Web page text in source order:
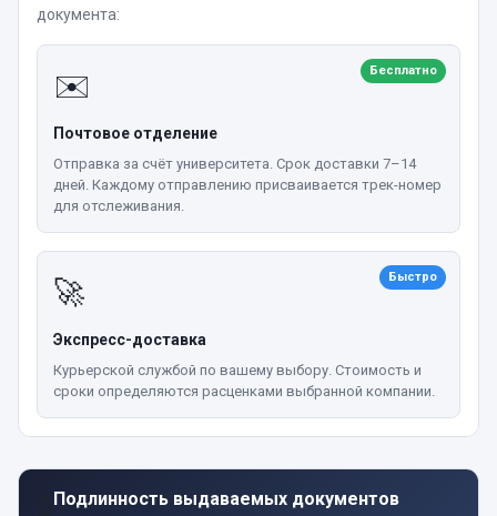
документа:
✉️ Бесплатно
Почтовое отделение
Отправка за счёт университета. Срок доставки 7–14
дней. Каждому отправлению присваивается трек-номер
для отслеживания.
🚀 Быстро
Экспресс-доставка
Курьерской службой по вашему выбору. Стоимость и
сроки определяются расценками выбранной компании.
Подлинность выдаваемых документов